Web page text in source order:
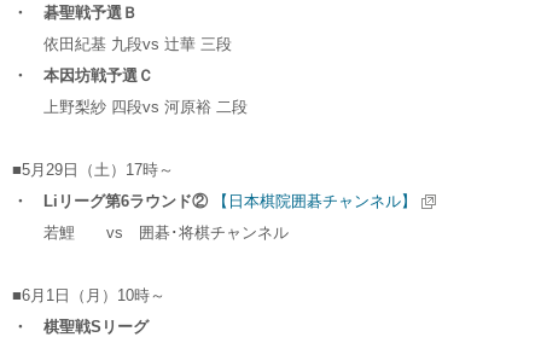
・ 碁聖戦予選Ｂ
依田紀基 九段vs 辻華 三段
・ 本因坊戦予選Ｃ
上野梨紗 四段vs 河原裕 二段
■5月29日（土）17時～
・ Liリーグ第6ラウンド②
【日本棋院囲碁チャンネル】
若鯉
vs 囲碁･将棋チャンネル
■6月1日（月）10時～
・ 棋聖戦Sリーグ